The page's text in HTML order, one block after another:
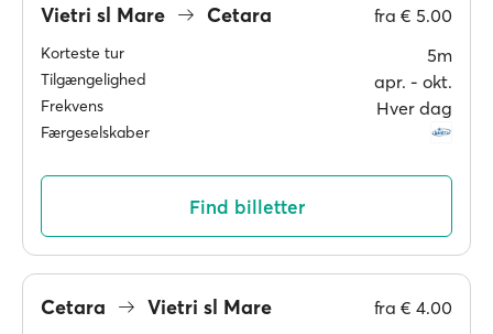
Vietri sl Mare Cetara fra € 5.00
Korteste tur 5m
Tilgængelighed apr. ‐ okt.
Frekvens Hver dag
Færgeselskaber
Find billetter
Cetara Vietri sl Mare fra € 4.00